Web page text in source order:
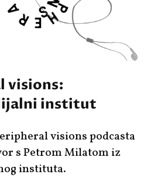
visions:
institut
visions podcasta
s Petrom Milatom iz
instituta.